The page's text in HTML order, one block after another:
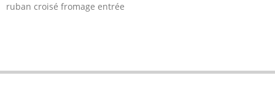
ruban croisé fromage entrée